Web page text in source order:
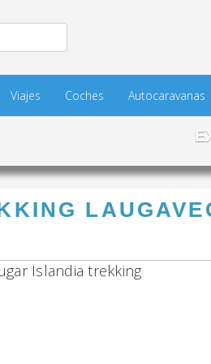
Viajes Coches Autocaravanas